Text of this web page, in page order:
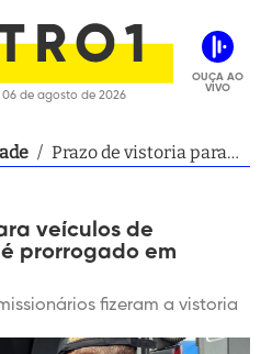
de agosto de 2026
OUÇA AO
VIVO
/ Prazo de vistoria para
em Salvador
veículos de
prorrogado em
fizeram a vistoria